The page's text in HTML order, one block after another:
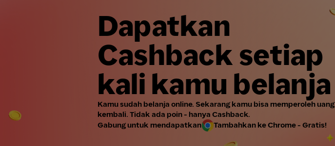
Dapatkan
Cashback setiap
kali kamu belanja
Kamu sudah belanja online. Sekarang kamu bisa memperoleh uang
kembali. Tidak ada poin - hanya Cashback.
Gabung untuk mendapatkan
Tambahkan ke Chrome - Gratis!